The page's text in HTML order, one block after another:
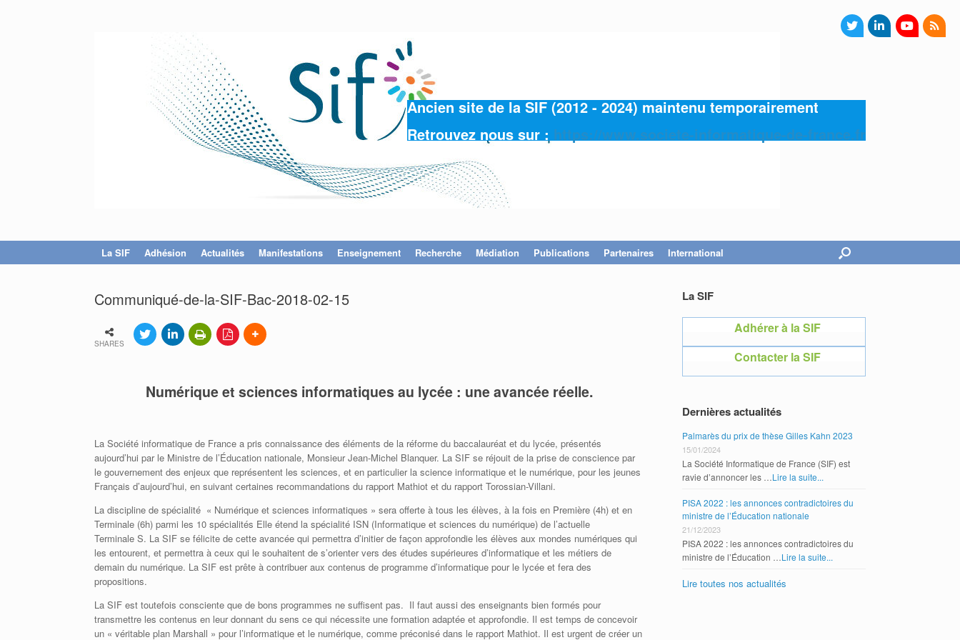
Ancien site de la SIF (2012 - 2024) maintenu temporairement
Retrouvez nous sur : https://www.societe-informatique-de-france.fr
La SIF Adhésion Actualités Manifestations Enseignement Recherche Médiation Publications Partenaires International
Communiqué-de-la-SIF-Bac-2018-02-15
SHARES
Numérique et sciences informatiques au lycée : une avancée réelle.
La Société informatique de France a pris connaissance des éléments de la réforme du baccalauréat et du lycée, présentés
aujourd’hui par le Ministre de l’Éducation nationale, Monsieur Jean-Michel Blanquer. La SIF se réjouit de la prise de conscience par
le gouvernement des enjeux que représentent les sciences, et en particulier la science informatique et le numérique, pour les jeunes
Français d’aujourd’hui, en suivant certaines recommandations du rapport Mathiot et du rapport Torossian-Villani.
La discipline de spécialité « Numérique et sciences informatiques » sera offerte à tous les élèves, à la fois en Première (4h) et en
Terminale (6h) parmi les 10 spécialités Elle étend la spécialité ISN (Informatique et sciences du numérique) de l’actuelle
Terminale S. La SIF se félicite de cette avancée qui permettra d’initier de façon approfondie les élèves aux mondes numériques qui
les entourent, et permettra à ceux qui le souhaitent de s’orienter vers des études supérieures d’informatique et les métiers de
demain du numérique. La SIF est prête à contribuer aux contenus de programme d’informatique pour le lycée et fera des
propositions.
La SIF est toutefois consciente que de bons programmes ne suffisent pas. Il faut aussi des enseignants bien formés pour
transmettre les contenus en leur donnant du sens ce qui nécessite une formation adaptée et approfondie. Il est temps de concevoir
un « véritable plan Marshall » pour l’informatique et le numérique, comme préconisé dans le rapport Mathiot. Il est urgent de créer un
La SIF
Adhérer à la SIF Adhérer à la SIF
Contacter la SIF
Dernières actualités
Palmarès du prix de thèse Gilles Kahn 2023
15/01/2024
La Société Informatique de France (SIF) est
ravie d’annoncer les …Lire la suite...
PISA 2022 : les annonces contradictoires du
ministre de l’Éducation nationale
21/12/2023
PISA 2022 : les annonces contradictoires du
ministre de l’Éducation …Lire la suite...
Lire toutes nos actualités